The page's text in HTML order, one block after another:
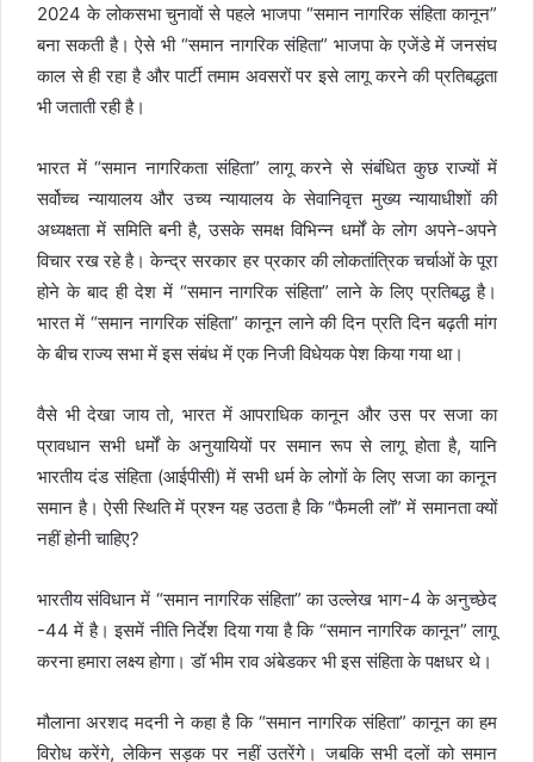
2024 के लोकसभा चुनावों से पहले भाजपा “समान नागरिक संहिता कानून”
बना सकती है। ऐसे भी “समान नागरिक संहिता” भाजपा के एजेंडे में जनसंघ
काल से ही रहा है और पार्टी तमाम अवसरों पर इसे लागू करने की प्रतिबद्धता
भी जताती रही है।
भारत में “समान नागरिकता संहिता” लागू करने से संबंधित कुछ राज्यों में
सर्वोच्च न्यायालय और उच्य न्यायालय के सेवानिवृत्त मुख्य न्यायाधीशों की
अध्यक्षता में समिति बनी है, उसके समक्ष विभिन्न धर्मों के लोग अपने-अपने
विचार रख रहे है। केन्द्र सरकार हर प्रकार की लोकतांत्रिक चर्चाओं के पूरा
होने के बाद ही देश में “समान नागरिक संहिता” लाने के लिए प्रतिबद्ध है।
भारत में “समान नागरिक संहिता” कानून लाने की दिन प्रति दिन बढ़ती मांग
के बीच राज्य सभा में इस संबंध में एक निजी विधेयक पेश किया गया था।
वैसे भी देखा जाय तो, भारत में आपराधिक कानून और उस पर सजा का
प्रावधान सभी धर्मों के अनुयायियों पर समान रूप से लागू होता है, यानि
भारतीय दंड संहिता (आईपीसी) में सभी धर्म के लोगों के लिए सजा का कानून
समान है। ऐसी स्थिति में प्रश्न यह उठता है कि “फैमली लॉ” में समानता क्यों
नहीं होनी चाहिए?
भारतीय संविधान में “समान नागरिक संहिता” का उल्लेख भाग-4 के अनुच्छेद
-44 में है। इसमें नीति निर्देश दिया गया है कि “समान नागरिक कानून” लागू
करना हमारा लक्ष्य होगा। डॉ भीम राव अंबेडकर भी इस संहिता के पक्षधर थे।
मौलाना अरशद मदनी ने कहा है कि “समान नागरिक संहिता” कानून का हम
विरोध करेंगे, लेकिन सड़क पर नहीं उतरेंगे। जबकि सभी दलों को समान